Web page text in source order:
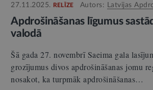
27.11.2025. RELĪZE Autors: Latvijas
Apdrošināšanas līgumus
valodā
Šā gada 27. novembrī Saeima gala
grozījumus divos apdrošināšanas jomu
nosakot, ka turpmāk apdrošināšanas…